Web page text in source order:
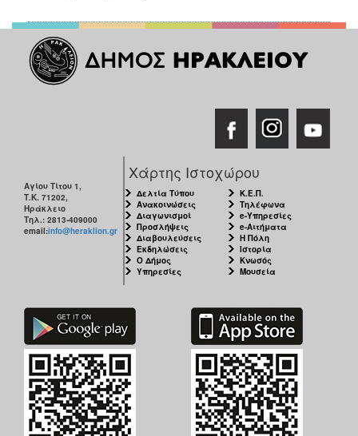
Αγίου Τίτου 1,
Τ.Κ. 71202,
Ηράκλειο
Τηλ.: 2813-409000
email:info@heraklion.gr
Χάρτης Ιστοχώρου
Δελτία Τύπου
Ανακοινώσεις
Διαγωνισμοί
Προσλήψεις
Διαβουλεύσεις
Εκδηλώσεις
Ο Δήμος
Υπηρεσίες
Κ.Ε.Π.
Τηλέφωνα
e-Υπηρεσίες
e-Αιτήματα
Η Πόλη
Ιστορία
Κνωσός
Μουσεία